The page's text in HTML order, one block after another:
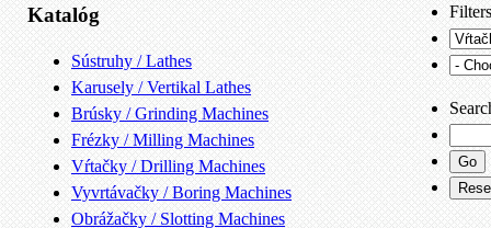
Katalóg
Sústruhy / Lathes
Karusely / Vertikal Lathes
Brúsky / Grinding Machines
Frézky / Milling Machines
Vŕtačky / Drilling Machines
Vyvrtávačky / Boring Machines
Obrážačky / Slotting Machines
Filters